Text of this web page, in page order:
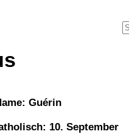
Guérin
10. September